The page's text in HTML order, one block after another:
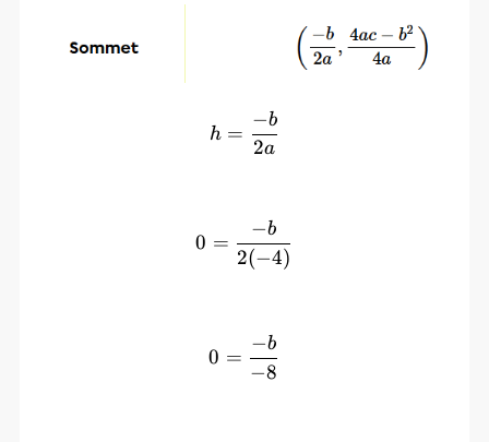
h=\frac{-b}{2a}
h =
2a
−b
0=\frac{-b}{2(-4)}
0 =
2(−4)
−b
0=\frac{-b}{-8}
0 =
−8
−b